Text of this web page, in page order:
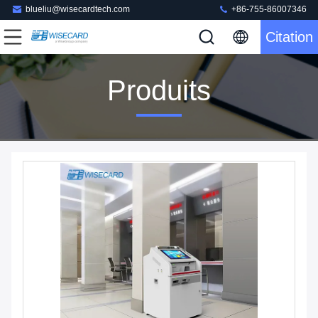
blueliu@wisecardtech.com +86-755-86007346
Citation
Produits